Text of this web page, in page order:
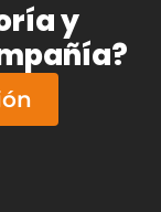
y